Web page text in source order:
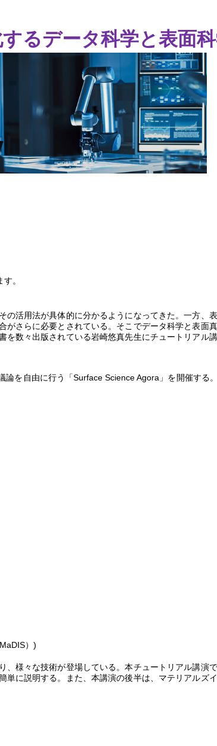
るデータ科学と表面
。
活用法が具体的に分かるようになってきた。一方、
さらに必要とされている。そこでデータ科学と表
数々出版されている岩崎悠真先生にチュートリア
論を自由に行う「Surface Science Agora 」を開催する
MaDIS） )
様々な技術が登場している。本チュートリアル講演
に説明する。また、本講演の後半は、マテリアル